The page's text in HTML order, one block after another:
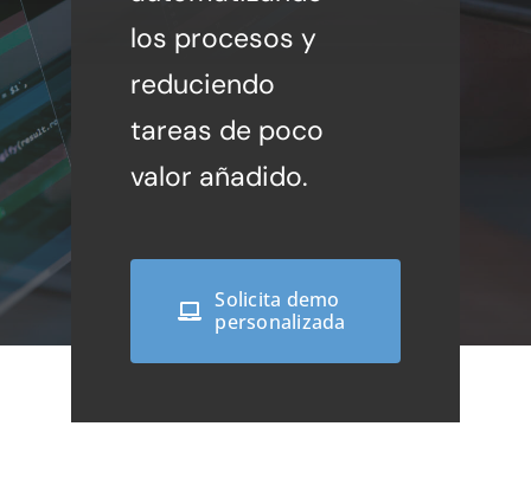
los procesos y
reduciendo
tareas de poco
valor añadido.
Solicita demo
personalizada